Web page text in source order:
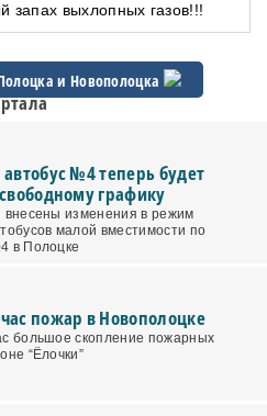
запах выхлопных газов!!!
и Новополоцка
автобус №4 теперь будет
графику
изменения в режим
малой вместимости по
в Полоцке
пожар в Новополоцке
большое скопление пожарных
“Ёлочки”